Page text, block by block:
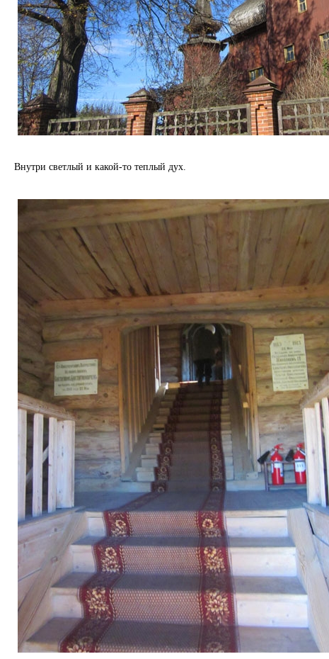
Внутри светлый и какой-то теплый дух.